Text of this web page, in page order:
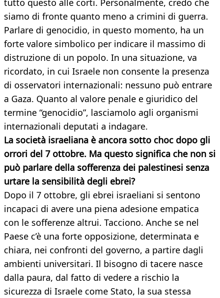
tutto questo alle corti. Personalmente, credo che
siamo di fronte quanto meno a crimini di guerra.
Parlare di genocidio, in questo momento, ha un
forte valore simbolico per indicare il massimo di
distruzione di un popolo. In una situazione, va
ricordato, in cui Israele non consente la presenza
di osservatori internazionali: nessuno può entrare
a Gaza. Quanto al valore penale e giuridico del
termine “genocidio”, lasciamolo agli organismi
internazionali deputati a indagare.
La società israeliana è ancora sotto choc dopo gli
orrori del 7 ottobre. Ma questo significa che non si
può parlare della sofferenza dei palestinesi senza
urtare la sensibilità degli ebrei?
Dopo il 7 ottobre, gli ebrei israeliani si sentono
incapaci di avere una piena adesione empatica
con le sofferenze altrui. Tacciono. Anche se nel
Paese c’è una forte opposizione, determinata e
chiara, nei confronti del governo, a partire dagli
ambienti universitari. Il bisogno di tacere nasce
dalla paura, dal fatto di vedere a rischio la
sicurezza di Israele come Stato, la sua stessa